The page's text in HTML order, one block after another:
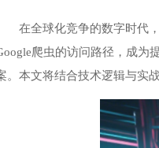
在全球化竞争的数字时代
爬虫的访问路径，成为
。本文将结合技术逻辑与实